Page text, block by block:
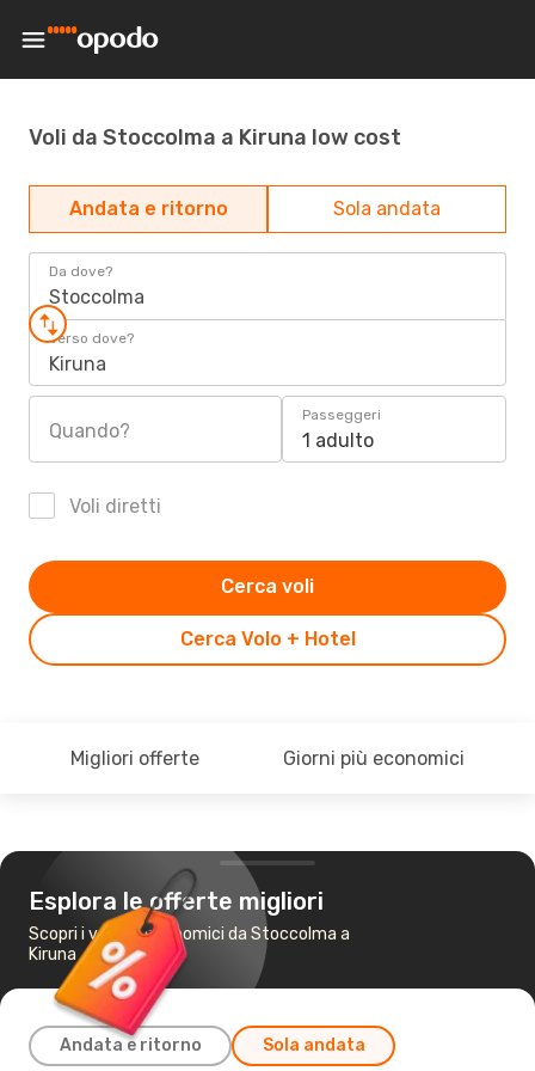
Voli da Stoccolma a Kiruna low cost
Andata e ritorno Sola andata
Da dove?
Stoccolma
Verso dove?
Kiruna
Quando?
Passeggeri
1 adulto
Voli diretti
Cerca Volo + Hotel
Cerca voli
Migliori offerte Giorni più economici
Esplora le offerte migliori
Scopri i voli più economici da Stoccolma a
Kiruna
Andata e ritorno Sola andata